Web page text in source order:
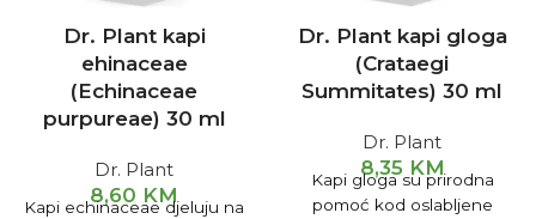
Dr. Plant kapi
ehinaceae
(Echinaceae
purpureae) 30 ml
Dr. Plant
8,60 KM
Kapi echinaceae djeluju na
Dr. Plant kapi gloga
(Crataegi
Summitates) 30 ml
Dr. Plant
8,35 KM
Kapi gloga su prirodna
pomoć kod oslabljene